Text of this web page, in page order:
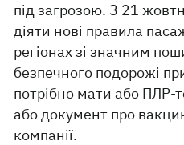
під загрозою. З 21
діяти нові правила
регіонах зі значним
безпечного подорожі
потрібно мати або ПЛР-
або документ про
компанії.